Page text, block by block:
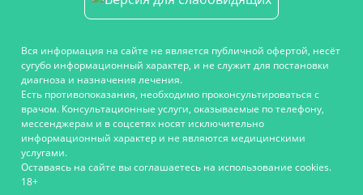
Вся информация на сайте не является публичной офертой, несёт
сугубо информационный характер, и не служит для постановки
диагноза и назначения лечения.
Есть противопоказания, необходимо проконсультироваться с
врачом. Консультационные услуги, оказываемые по телефону,
мессенджерам и в соцсетях носят исключительно
информационный характер и не являются медицинскими
услугами.
Оставаясь на сайте вы соглашаетесь на использование cookies.
18+